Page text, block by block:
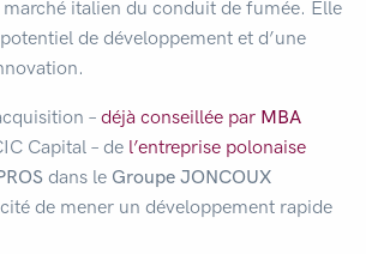
marché italien du conduit de fumée. Elle
de développement et d’une
– déjà conseillée par MBA
Capital – de l’entreprise polonaise
dans le Groupe JONCOUX
de mener un développement rapide